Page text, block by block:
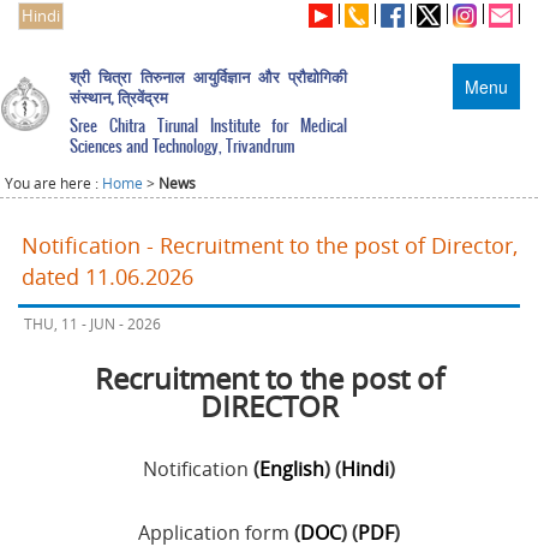
Hindi
Menu
श्री चित्रा तिरुनाल आयुर्विज्ञान और प्रौद्योगिकी
संस्थान, त्रिवेंद्रम
Sree Chitra Tirunal Institute for Medical
Sciences and Technology, Trivandrum
You are here : Home > News
Notification - Recruitment to the post of Director,
dated 11.06.2026
THU, 11 - JUN - 2026
Recruitment to the post of
DIRECTOR
Notification (English) (Hindi)
Application form (DOC) (PDF)